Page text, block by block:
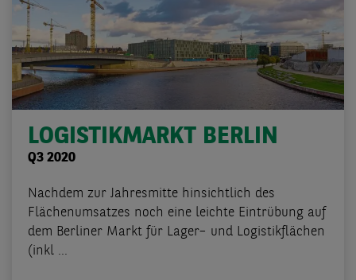
LOGISTIKMARKT BERLIN
Q3 2020
Nachdem zur Jahresmitte hinsichtlich des
Flächenumsatzes noch eine leichte Eintrübung auf
dem Berliner Markt für Lager– und Logistikflächen
(inkl ...